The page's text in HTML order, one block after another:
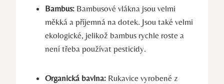
Bambus: Bambusové vlákna jsou​ velmi
měkká a příjemná na dotek. Jsou také velmi
ekologické,⁢ jelikož bambus rychle roste a
není ‌třeba⁤ používat pesticidy.
Organická bavlna: Rukavice vyrobené z